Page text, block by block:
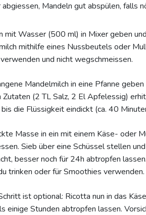
Mandeln gut abspülen, falls
mit Wasser (500 ml) in Mixer geben
mithilfe eines Nussbeutels oder
und nicht wegschmeissen.
Mandelmilch in eine Pfanne
Zutaten (2 TL Salz, 2 El Apfelessig)
die Flüssigkeit eindickt (ca. 40
Masse in ein mit einem Käse- oder
Sieb über eine Schüssel stellen
besser noch für 24h abtropfen
trinken oder für Smoothies verwenden.
ist optional: Ricotta nun in das
einige Stunden abtropfen lassen.